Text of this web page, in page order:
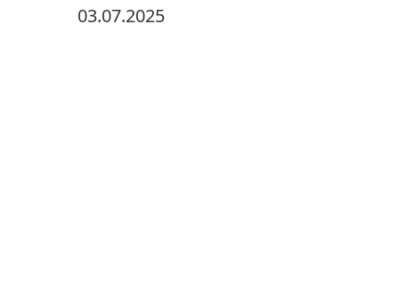
03.07.2025